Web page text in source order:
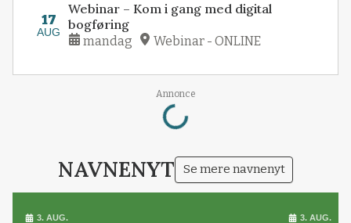
17
AUG
Webinar – Kom i gang med digital
bogføring
mandag Webinar - ONLINE
Annonce
Loading...
NAVNENYT Se mere navnenyt
3. AUG. 3. AUG.